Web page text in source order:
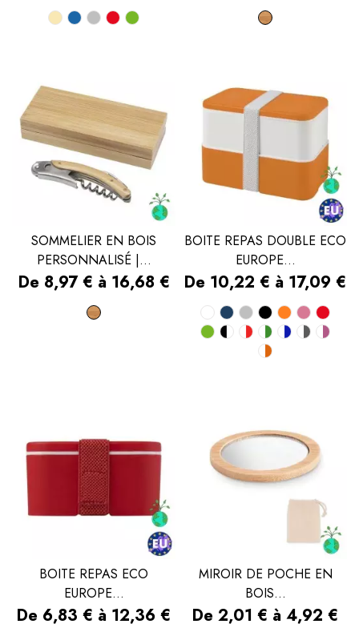
Beige
BleuGrisRouge
Vert
Bois
SOMMELIER EN BOIS
PERSONNALISÉ |...
Prix
De 8,97 € à 16,68 €
Bois
BOITE REPAS DOUBLE ECO
EUROPE...
Prix
De 10,22 € à 17,09 €
Blanc
Bleu
marine
GrisNoirOrange
Rose
Vert NoirBlanc/rouge
Blanc/vert
Blanc/
Blanc/
BOITE REPAS ECO
EUROPE...
Prix
De 6,83 € à 12,36 €
MIROIR DE POCHE EN
BOIS...
Prix
De 2,01 € à 4,92 €